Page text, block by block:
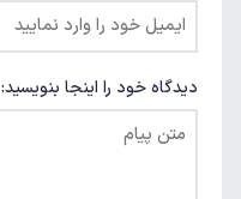
دیدگاه خود را اینجا بنویسید: